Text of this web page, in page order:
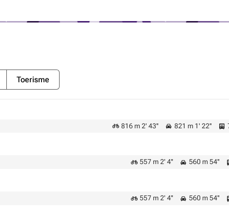
Toerisme
816 m 2' 43'' 821 m 1' 22''
557 m 2' 4'' 560 m 54''
557 m 2' 4'' 560 m 54''